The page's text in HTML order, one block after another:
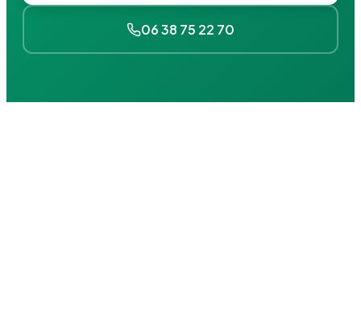
06 38 75 22 70